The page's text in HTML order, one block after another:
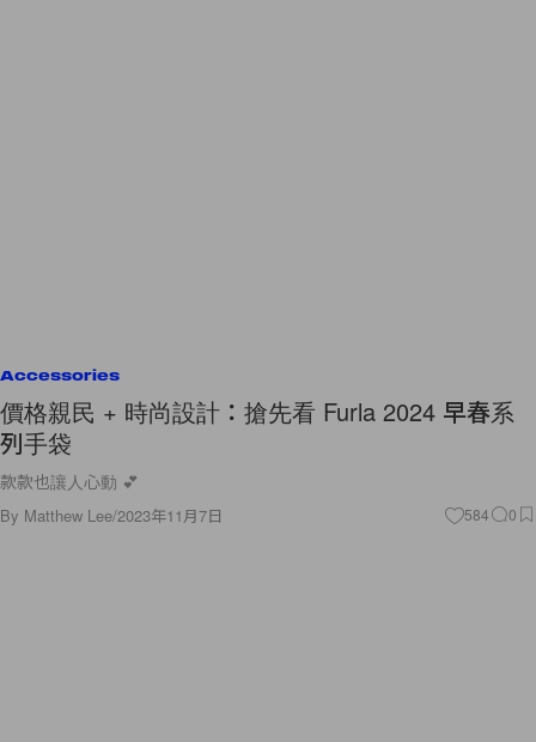
Accessories
價格親民 + 時尚設計：搶先看 Furla 2024 早春系
列手袋
款款也讓人心動 💕
By Matthew Lee/2023年11月7日 584 0